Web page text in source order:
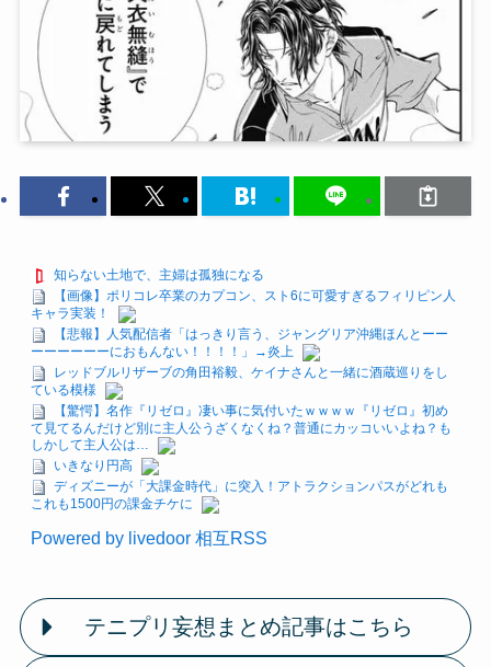
知らない土地で、主婦は孤独になる
【画像】ポリコレ卒業のカプコン、スト6に可愛すぎるフィリピン人
キャラ実装！
【悲報】人気配信者「はっきり言う、ジャングリア沖縄ほんとーー
ーーーーーーにおもんない！！！！」→炎上
レッドブルリザーブの角田裕毅、ケイナさんと一緒に酒蔵巡りをし
ている模様
【驚愕】名作『リゼロ』凄い事に気付いたｗｗｗｗ『リゼロ』初め
て見てるんだけど別に主人公うざくなくね？普通にカッコいいよね？も
しかして主人公は…
いきなり円高
ディズニーが「大課金時代」に突入！アトラクションパスがどれも
これも1500円の課金チケに
Powered by livedoor 相互RSS
テニプリ妄想まとめ記事はこちら